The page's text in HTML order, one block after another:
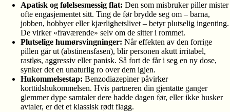
Apatisk og følelsesmessig flat: Den som misbruker piller mister
ofte engasjementet sitt. Ting de før brydde seg om – barna,
jobben, hobbyer eller kjærlighetslivet – betyr plutselig ingenting.
De virker «fraværende» selv om de sitter i rommet.
Plutselige humørsvingninger: Når effekten av den forrige
pillen går ut (abstinensfasen), blir personen akutt irritabel,
rastløs, aggressiv eller panisk. Så fort de får i seg en ny dose,
synker det en unaturlig ro over dem igjen.
Hukommelsestap: Benzodiazepiner påvirker
korttidshukommelsen. Hvis partneren din gjentatte ganger
glemmer dype samtaler dere hadde dagen før, eller ikke husker
avtaler, er det et klassisk rødt flagg.